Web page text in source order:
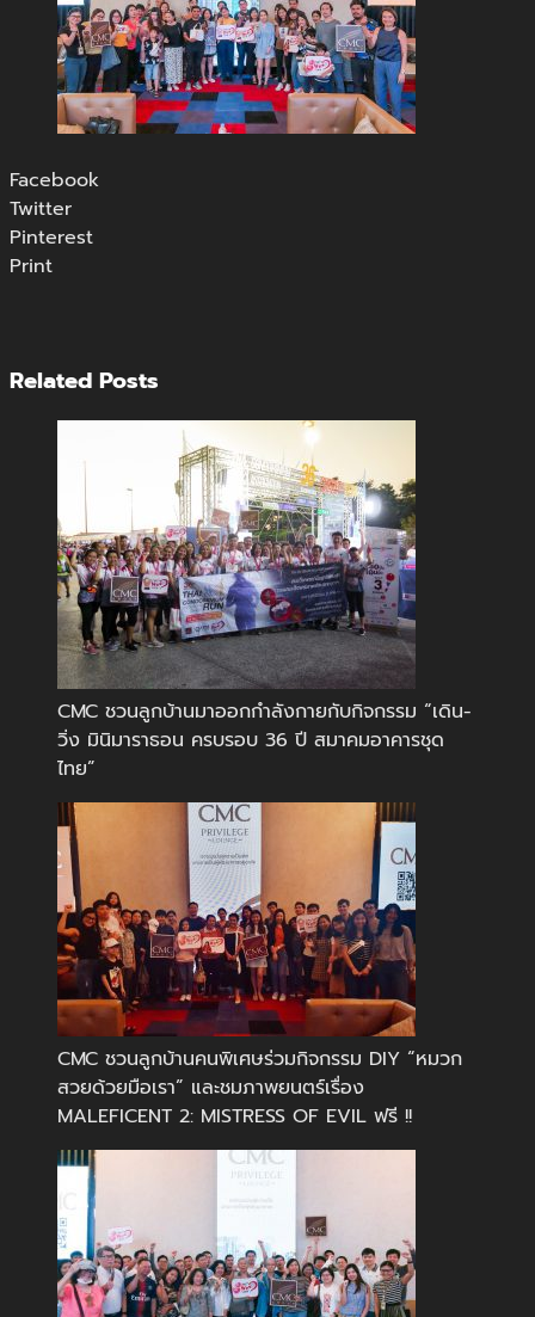
Facebook
Twitter
Pinterest
Print
Related Posts
CMC ชวนลูกบ้านมาออกกำลังกายกับกิจกรรม “เดิน-
วิ่ง มินิมาราธอน ครบรอบ 36 ปี สมาคมอาคารชุด
ไทย”
CMC ชวนลูกบ้านคนพิเศษร่วมกิจกรรม DIY “หมวก
สวยด้วยมือเรา” และชมภาพยนตร์เรื่อง
MALEFICENT 2: MISTRESS OF EVIL ฟรี !!